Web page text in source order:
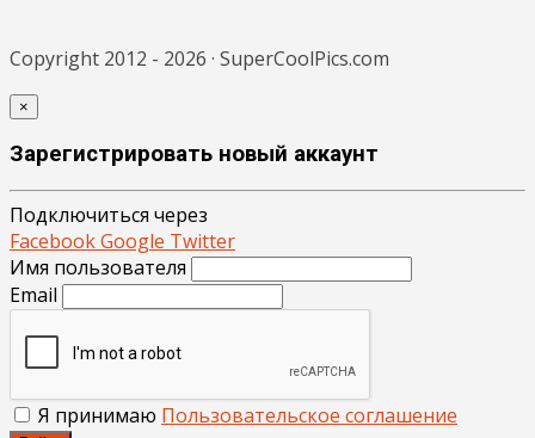
Copyright 2012 - 2026 · SuperCoolPics.com
×
Зарегистрировать новый аккаунт
Подключиться через
FacebookGoogle Twitter
Имя пользователя
Email
Я принимаю Пользовательское соглашение